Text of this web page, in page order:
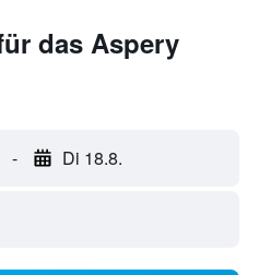
das Aspery
- Di 18.8.